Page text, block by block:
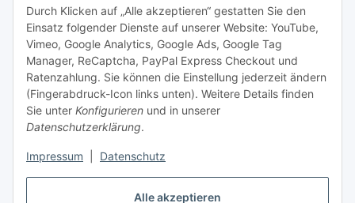
Alle akzeptieren
Durch Klicken auf „Alle akzeptieren“ gestatten Sie den
Einsatz folgender Dienste auf unserer Website: YouTube,
Vimeo, Google Analytics, Google Ads, Google Tag
Manager, ReCaptcha, PayPal Express Checkout und
Ratenzahlung. Sie können die Einstellung jederzeit ändern
(Fingerabdruck-Icon links unten). Weitere Details finden
Sie unter Konfigurieren und in unserer
Datenschutzerklärung.
Impressum Datenschutz
Abonnieren
Informationen
Gesetzliche Informationen
Vertrag widerrufen